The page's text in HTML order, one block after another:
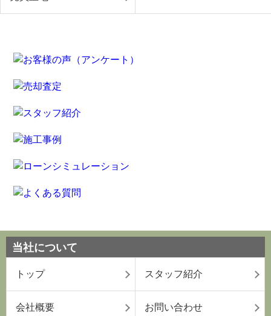
当社について
トップ スタッフ紹介
会社概要 お問い合わせ